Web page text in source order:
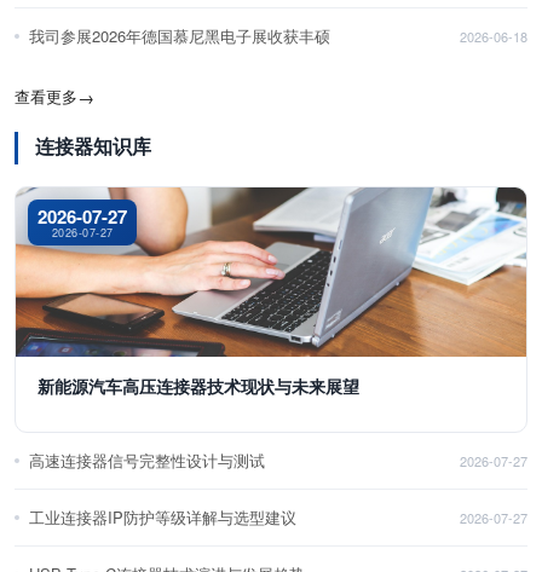
我司参展2026年德国慕尼黑电子展收获丰硕 2026-06-18
查看更多→
连接器知识库
2026-07-27
2026-07-27
新能源汽车高压连接器技术现状与未来展望
高速连接器信号完整性设计与测试 2026-07-27
工业连接器IP防护等级详解与选型建议 2026-07-27